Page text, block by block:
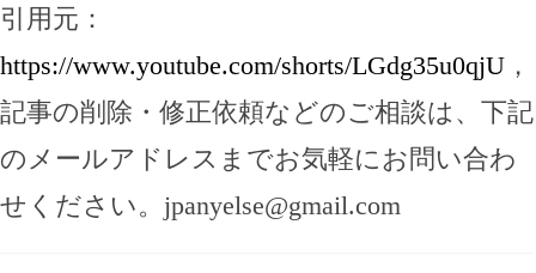
引用元：
https://www.youtube.com/shorts/LGdg35u0qjU ，
記事の削除・修正依頼などのご相談は、下記
のメールアドレスまでお気軽にお問い合わ
せください。 jpanyelse@gmail.com